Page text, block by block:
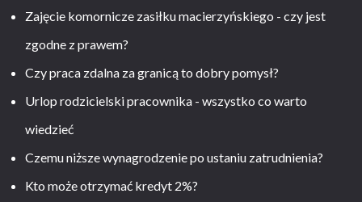
Zajęcie komornicze zasiłku macierzyńskiego - czy jest
zgodne z prawem?
Czy praca zdalna za granicą to dobry pomysł?
Urlop rodzicielski pracownika - wszystko co warto
wiedzieć
Czemu niższe wynagrodzenie po ustaniu zatrudnienia?
Kto może otrzymać kredyt 2%?